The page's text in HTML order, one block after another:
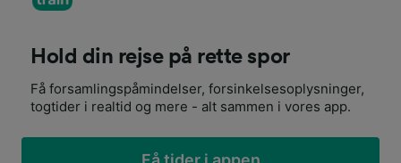
Hold din rejse på rette spor
Få forsamlingspåmindelser, forsinkelsesoplysninger,
togtider i realtid og mere - alt sammen i vores app.